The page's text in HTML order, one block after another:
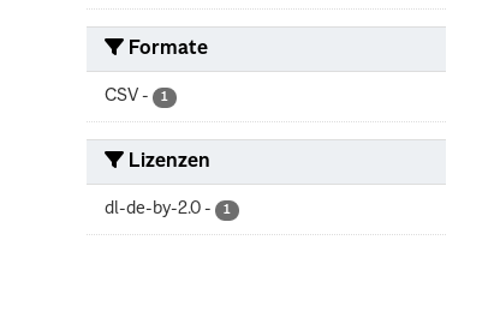
Formate
CSV - 1
Lizenzen
dl-de-by-2.0 - 1